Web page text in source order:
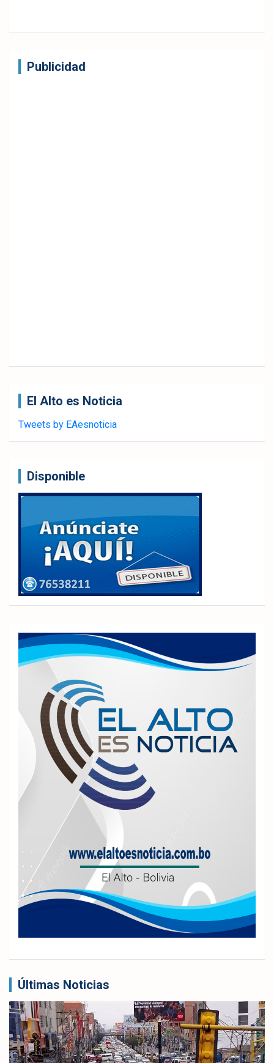
Publicidad
El Alto es Noticia
Tweets by EAesnoticia
Disponible
Últimas Noticias